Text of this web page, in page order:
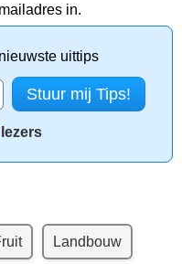
in.
uittips
lezers
Landbouw